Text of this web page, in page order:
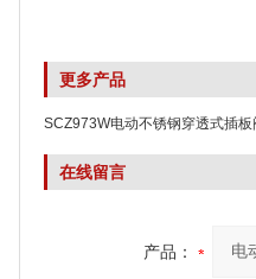
更多产品
SCZ973W电动不锈钢穿透式插板
在线留言
产品：